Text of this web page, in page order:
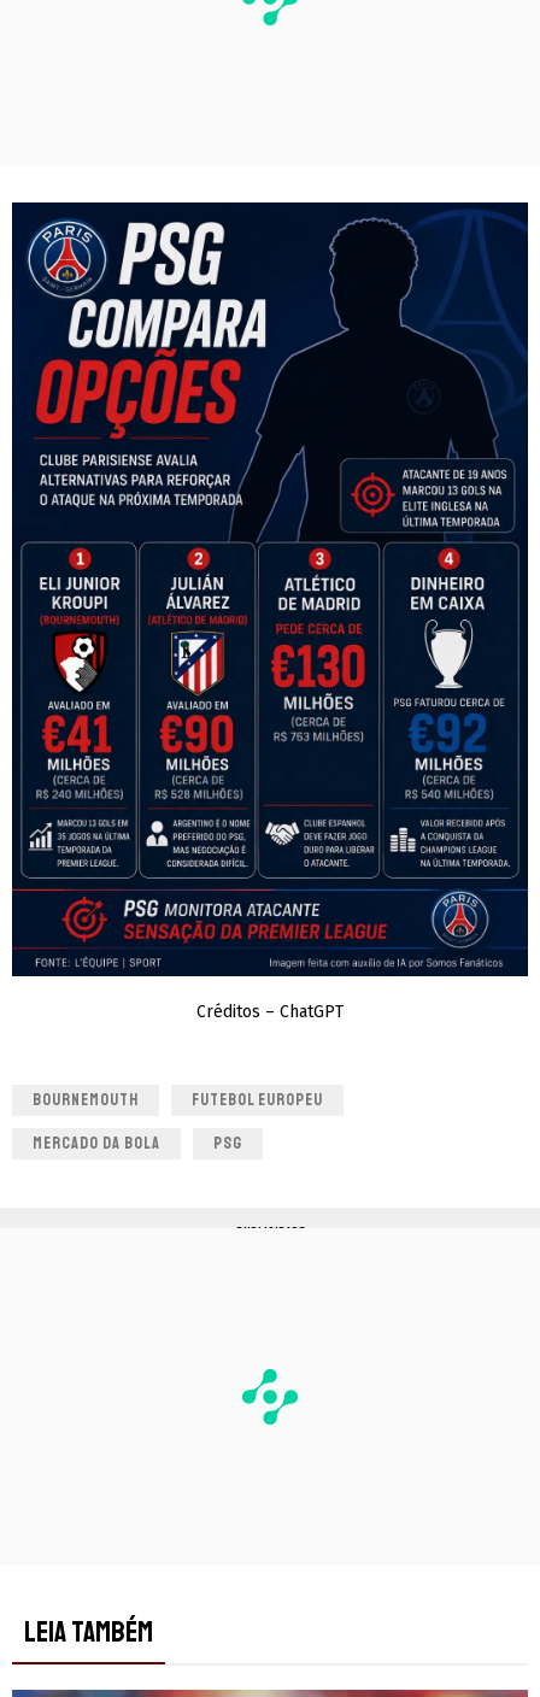
Créditos – ChatGPT
BOURNEMOUTH FUTEBOL EUROPEU
MERCADO DA BOLA PSG
PUBLICIDADE
LEIA TAMBÉM